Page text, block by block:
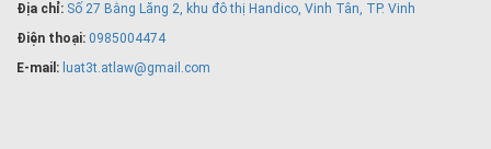
Địa chỉ: Số 27 Bằng Lăng 2, khu đô thị Handico, Vinh Tân, TP. Vinh
Điện thoại: 0985004474
E-mail: luat3t.atlaw@gmail.com